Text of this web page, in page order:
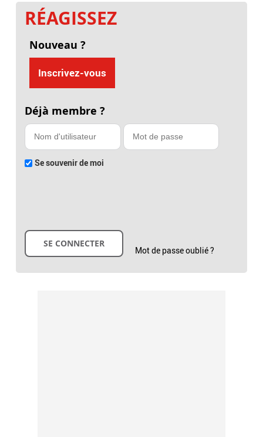
RÉAGISSEZ
Nouveau ?
Inscrivez-vous
Déjà membre ?
Se souvenir de moi
Mot de passe oublié ?